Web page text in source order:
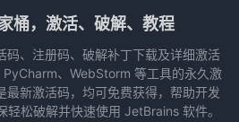
桶，激活、破解、教程
、注册码、破解补丁下载及详细激活
、WebStorm 等工具的永久激
最新激活码，均可免费获得，帮助开发
松破解并快速使用 JetBrains 软件。